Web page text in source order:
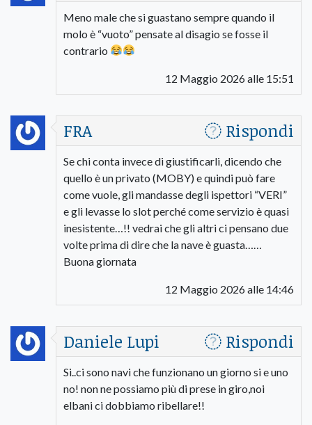
Meno male che si guastano sempre quando il
molo è “vuoto” pensate al disagio se fosse il
contrario
12 Maggio 2026 alle 15:51
FRA Rispondi
Se chi conta invece di giustificarli, dicendo che
quello è un privato (MOBY) e quindi può fare
come vuole, gli mandasse degli ispettori “VERI”
e gli levasse lo slot perché come servizio è quasi
inesistente…!! vedrai che gli altri ci pensano due
volte prima di dire che la nave è guasta……
Buona giornata
12 Maggio 2026 alle 14:46
Daniele Lupi Rispondi
Si..ci sono navi che funzionano un giorno si e uno
no! non ne possiamo più di prese in giro,noi
elbani ci dobbiamo ribellare!!